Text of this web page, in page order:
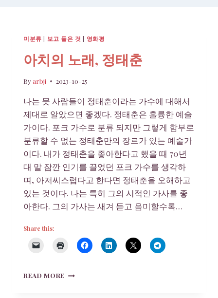
미분류 | 보고 들은 것 | 영화평
아치의 노래, 정태춘
Byarbji 2023-10-25
나는 뭇 사람들이 정태춘이라는 가수에 대해서
제대로 알았으면 좋겠다. 정태춘은 훌륭한 예술
가이다. 포크 가수로 분류 되지만 그렇게 함부로
분류할 수 없는 정태춘만의 장르가 있는 예술가
이다. 내가 정태춘을 좋아한다고 했을 때 70년
대 말 잠깐 인기를 끌었던 포크 가수를 생각하
며, 아저씨스럽다고 한다면 정태춘을 오해하고
있는 것이다. 나는 특히 그의 시적인 가사를 좋
아한다. 그의 가사는 새겨 듣고 음미할수록…
Share this:
READ MORE